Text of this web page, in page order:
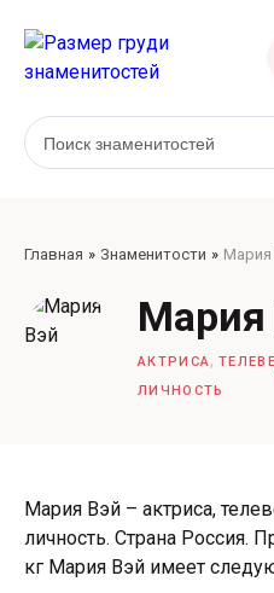
Главная Знаменитости Мария
Мария
АКТРИСА,
ЛИЧНОСТЬ
Мария Вэй – актриса,
личность. Страна Россия.
кг Мария Вэй имеет